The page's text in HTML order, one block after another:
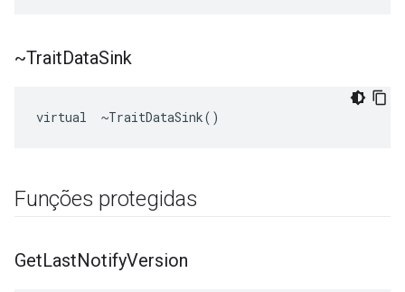
~TraitDataSink
virtual  ~TraitDataSink()
Funções protegidas
GetLastNotifyVersion